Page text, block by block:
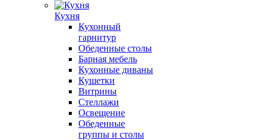
Кухня
Кухонный
гарнитур
Обеденные столы
Барная мебель
Кухонные диваны
Кушетки
Витрины
Стеллажи
Освещение
Обеденные
группы и столы